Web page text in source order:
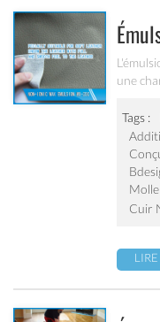
200
une
cuir fini.
Tags :
Cuir